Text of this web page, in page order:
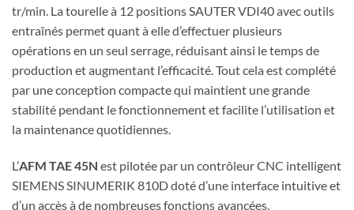
tr/min. La tourelle à 12 positions SAUTER VDI40 avec outils
entraînés permet quant à elle d’effectuer plusieurs
opérations en un seul serrage, réduisant ainsi le temps de
production et augmentant l’efficacité. Tout cela est complété
par une conception compacte qui maintient une grande
stabilité pendant le fonctionnement et facilite l’utilisation et
la maintenance quotidiennes.
L’AFM TAE 45N est pilotée par un contrôleur CNC intelligent
SIEMENS SINUMERIK 810D doté d’une interface intuitive et
d’un accès à de nombreuses fonctions avancées.